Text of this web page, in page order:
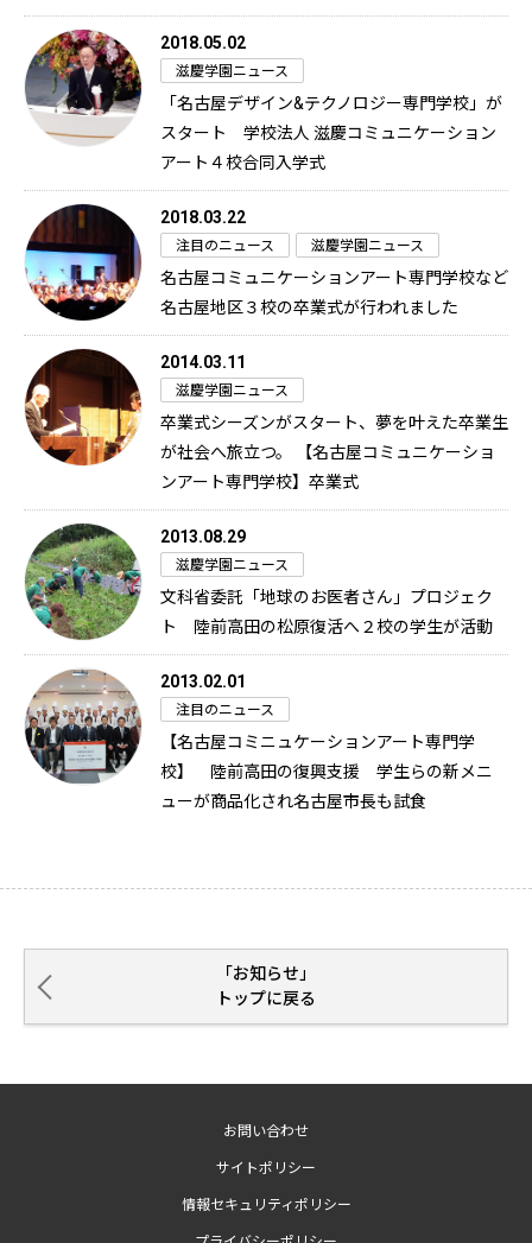
2018.05.02
滋慶学園ニュース
「名古屋デザイン&テクノロジー専門学校」が
スタート 学校法人 滋慶コミュニケーション
アート４校合同入学式
2018.03.22
注目のニュース 滋慶学園ニュース
名古屋コミュニケーションアート専門学校など
名古屋地区３校の卒業式が行われました
2014.03.11
滋慶学園ニュース
卒業式シーズンがスタート、夢を叶えた卒業生
が社会へ旅立つ。 【名古屋コミュニケーショ
ンアート専門学校】卒業式
2013.08.29
滋慶学園ニュース
文科省委託「地球のお医者さん」プロジェク
ト 陸前高田の松原復活へ２校の学生が活動
2013.02.01
注目のニュース
【名古屋コミニュケーションアート専門学
校】 陸前高田の復興支援 学生らの新メニ
ューが商品化され名古屋市長も試食
「お知らせ」
トップに戻る
お問い合わせ
サイトポリシー
情報セキュリティポリシー